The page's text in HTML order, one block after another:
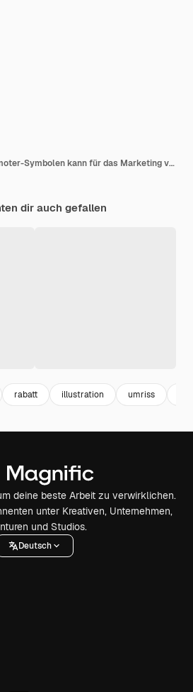
Vektorbild mit Promoter-Symbolen kann für das Marketing verwendet werden
dir auch gefallen
rabatt illustration umriss
deine beste Arbeit zu verwirklichen.
unter Kreativen, Unternehmen,
und Studios.
Deutsch